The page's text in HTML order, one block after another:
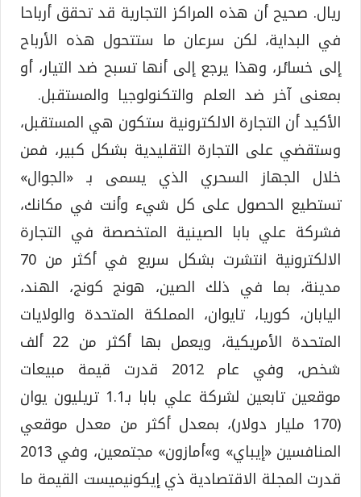
ريال. صحيح أن هذه المراكز التجارية قد تحقق أرباحا
في البداية، لكن سرعان ما ستتحول هذه الأرباح
إلى خسائر، وهذا يرجع إلى أنها تسبح ضد التيار، أو
بمعنى آخر ضد العلم والتكنولوجيا والمستقبل.
الأكيد أن التجارة الالكترونية ستكون هي المستقبل،
وستقضي على التجارة التقليدية بشكل كبير، فمن
خلال الجهاز السحري الذي يسمى بـ «الجوال»
تستطيع الحصول على كل شيء وأنت في مكانك،
فشركة علي بابا الصينية المتخصصة في التجارة
الالكترونية انتشرت بشكل سريع في أكثر من 70
مدينة، بما في ذلك الصين، هونج كونج، الهند،
اليابان، كوريا، تايوان، المملكة المتحدة والولايات
المتحدة الأمريكية، ويعمل بها أكثر من 22 ألف
شخص، وفي عام 2012 قدرت قيمة مبيعات
موقعين تابعين لشركة علي بابا بـ1.1 تريليون يوان
(170 مليار دولار)، بمعدل أكثر من معدل موقعي
المنافسين «إيباي» و»أمازون» مجتمعين، وفي 2013
قدرت المجلة الاقتصادية ذي إيكونيميست القيمة ما